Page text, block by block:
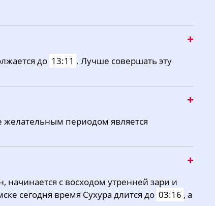
до 13:11 . Лучше совершать эту
периодом является
с восходом утренней зари и
сегодня время Сухура длится до 03:16 , а